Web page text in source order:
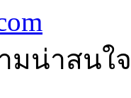
มน่าสนใ